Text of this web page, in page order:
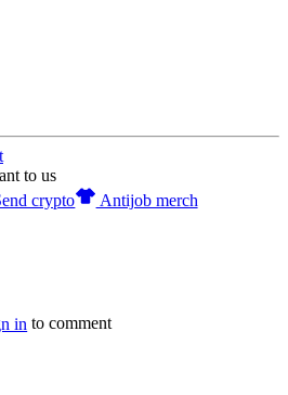
to us
crypto Antijob merch
in to comment